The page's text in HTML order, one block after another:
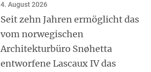
4. August 2026
Seit zehn Jahren ermöglicht das
vom norwegischen
Architekturbüro Snøhetta
entworfene Lascaux IV das